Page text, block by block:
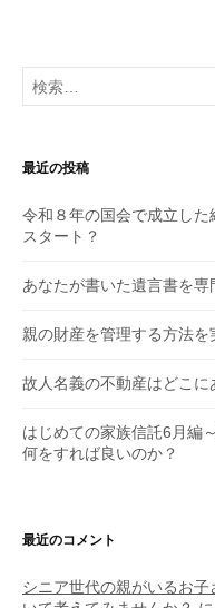
検
索:
最近の投稿
令和８年の国会で成立し
スタート？
あなたが書いた遺言書を
親の財産を管理する方法
故人名義の不動産はどこ
はじめての家族信託6月編
何をすれば良いのか？
最近のコメント
シニア世代の親がいるお